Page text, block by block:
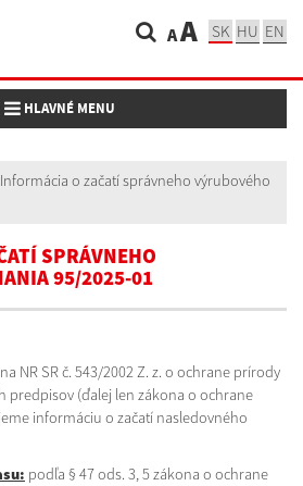
AA SK HU EN
Toggle navigation
HLAVNÉ MENU
Informácia o začatí správneho výrubového
SPRÁVNEHO
95/2025-01
NR SR č. 543/2002 Z. z. o ochrane prírody
predpisov (ďalej len zákona o ochrane
informáciu o začatí nasledovného
podľa § 47 ods. 3, 5 zákona o ochrane